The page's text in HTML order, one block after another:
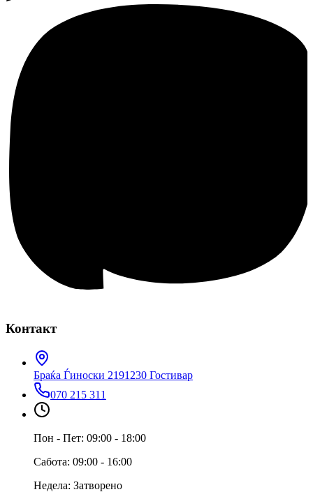
Контакт
Браќа Ѓиноски 2191230 Гостивар
070 215 311
Пон - Пет: 09:00 - 18:00
Сабота: 09:00 - 16:00
Недела: Затворено